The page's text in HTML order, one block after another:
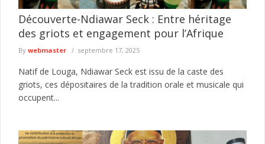
Découverte-Ndiawar Seck : Entre héritage
des griots et engagement pour l’Afrique
By webmaster septembre 17, 2025
Natif de Louga, Ndiawar Seck est issu de la caste des
griots, ces dépositaires de la tradition orale et musicale qui
occupent...